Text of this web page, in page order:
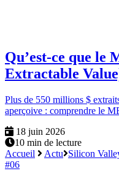
Qu’est-ce que le
Extractable
Plus de 550 millions $
aperçoive : comprendre le
18 juin 2026
10 min de lecture
Accueil
Actu Silicon
#06